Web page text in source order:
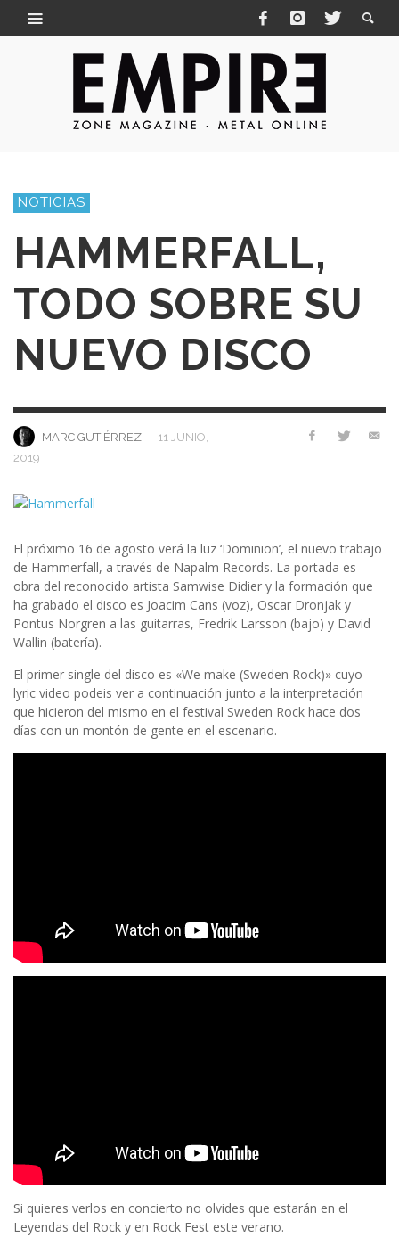
NOTICIAS
HAMMERFALL,
TODO SOBRE SU
NUEVO DISCO
MARC GUTIÉRREZ — 11 JUNIO,
2019
El próximo 16 de agosto verá la luz ‘Dominion’, el nuevo trabajo
de Hammerfall, a través de Napalm Records. La portada es
obra del reconocido artista Samwise Didier y la formación que
ha grabado el disco es Joacim Cans (voz), Oscar Dronjak y
Pontus Norgren a las guitarras, Fredrik Larsson (bajo) y David
Wallin (batería).
El primer single del disco es «We make (Sweden Rock)» cuyo
lyric video podeis ver a continuación junto a la interpretación
que hicieron del mismo en el festival Sweden Rock hace dos
días con un montón de gente en el escenario.
Si quieres verlos en concierto no olvides que estarán en el
Leyendas del Rock y en Rock Fest este verano.